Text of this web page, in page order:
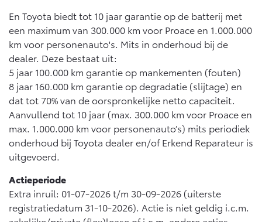
En Toyota biedt tot 10 jaar garantie op de batterij met
een maximum van 300.000 km voor Proace en 1.000.000
km voor personenauto's. Mits in onderhoud bij de
dealer. Deze bestaat uit:
5 jaar 100.000 km garantie op mankementen (fouten)
8 jaar 160.000 km garantie op degradatie (slijtage) en
dat tot 70% van de oorspronkelijke netto capaciteit.
Aanvullend tot 10 jaar (max. 300.000 km voor Proace en
max. 1.000.000 km voor personenauto’s) mits periodiek
onderhoud bij Toyota dealer en/of Erkend Reparateur is
uitgevoerd.
Actieperiode
Extra inruil: 01-07-2026 t/m 30-09-2026 (uiterste
registratiedatum 31-10-2026). Actie is niet geldig i.c.m.